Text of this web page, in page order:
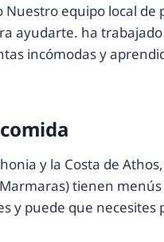
equipo local de
ayudarte. ha
incómodas y
y la Costa de
tienen
y puede que